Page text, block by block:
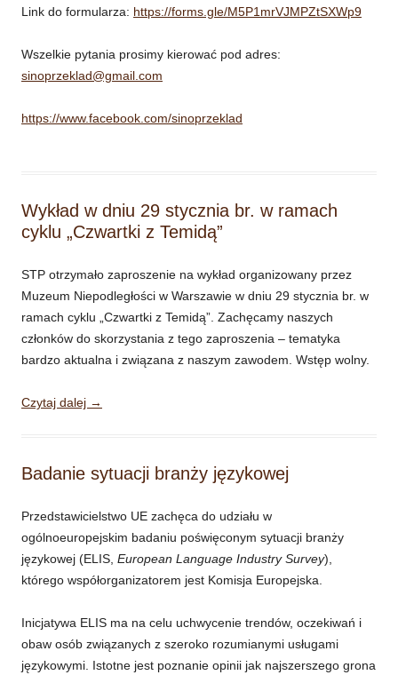
Link do formularza: https://forms.gle/M5P1mrVJMPZtSXWp9
Wszelkie pytania prosimy kierować pod adres:
sinoprzeklad@gmail.com
https://www.facebook.com/sinoprzeklad
Wykład w dniu 29 stycznia br. w ramach
cyklu „Czwartki z Temidą”
STP otrzymało zaproszenie na wykład organizowany przez
Muzeum Niepodległości w Warszawie w dniu 29 stycznia br. w
ramach cyklu „Czwartki z Temidą”. Zachęcamy naszych
członków do skorzystania z tego zaproszenia – tematyka
bardzo aktualna i związana z naszym zawodem. Wstęp wolny.
Czytaj dalej →
Badanie sytuacji branży językowej
Przedstawicielstwo UE zachęca do udziału w
ogólnoeuropejskim badaniu poświęconym sytuacji branży
językowej (ELIS, European Language Industry Survey),
którego współorganizatorem jest Komisja Europejska.
Inicjatywa ELIS ma na celu uchwycenie trendów, oczekiwań i
obaw osób związanych z szeroko rozumianymi usługami
językowymi. Istotne jest poznanie opinii jak najszerszego grona